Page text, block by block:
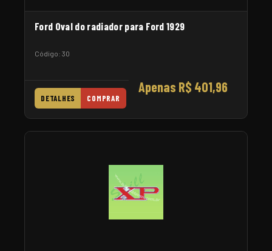
Ford Oval do radiador para Ford 1929
Código: 30
Apenas R$ 401,96
DETALHES COMPRAR